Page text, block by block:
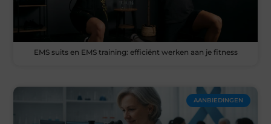
EMS suits en EMS training: efficiënt werken aan je fitness
AANBIEDINGEN